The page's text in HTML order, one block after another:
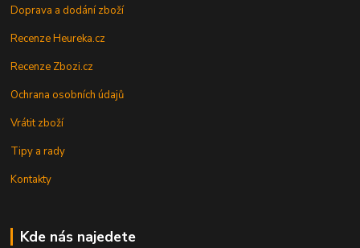
Doprava a dodání zboží
Recenze Heureka.cz
Recenze Zbozi.cz
Ochrana osobních údajů
Vrátit zboží
Tipy a rady
Kontakty
Kde nás najedete